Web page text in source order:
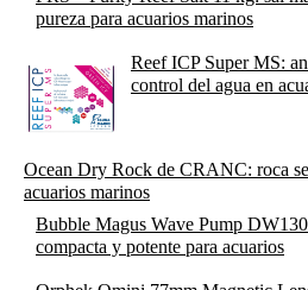
pureza para acuarios marinos
Reef ICP Super MS:
control del agua en
Ocean Dry Rock de CRANC: roca
acuarios marinos
Bubble Magus Wave Pump
compacta y potente para acuarios